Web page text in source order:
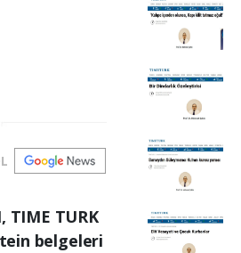
TIME TURK
belgeleri